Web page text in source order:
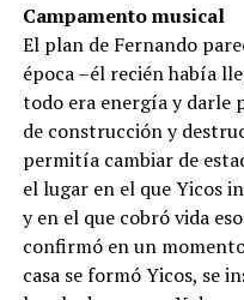
Campamento musical
El plan de Fernando
época –él recién había
todo era energía y darle
de construcción y
permitía cambiar de
el lugar en el que Yicos
y en el que cobró vida
confirmó en un
casa se formó Yicos, se